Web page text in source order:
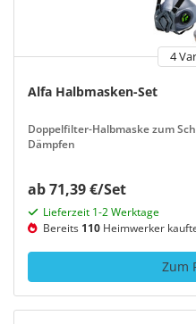
4
Alfa Halbmasken-Set
Doppelfilter-Halbmaske zum
Dämpfen
ab 71,39 €/Set
Lieferzeit 1-2 Werktage
Bereits 110 Heimwerker
Zum